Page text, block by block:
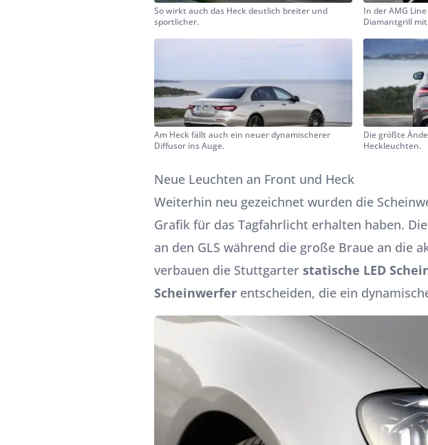
So wirkt auch das Heck deutlich breiter und
sportlicher.
In der AMG
Diamantgrill
Am Heck fällt auch ein neuer dynamischerer
Diffusor ins Auge.
Die größte
Heckleuchten.
Neue Leuchten an Front und Heck
Weiterhin neu gezeichnet wurden die
Grafik für das Tagfahrlicht erhalten haben.
an den GLS während die große Braue an die
verbauen die Stuttgarter statische LED
Scheinwerfer entscheiden, die ein